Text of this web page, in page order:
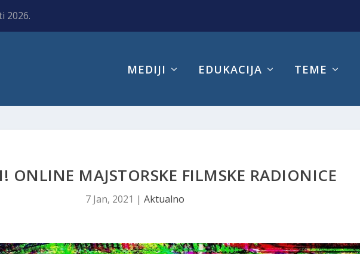
2026.
MEDIJI EDUKACIJA TEME
ONLINE MAJSTORSKE FILMSKE RADIONICE
7 Jan, 2021 | Aktualno